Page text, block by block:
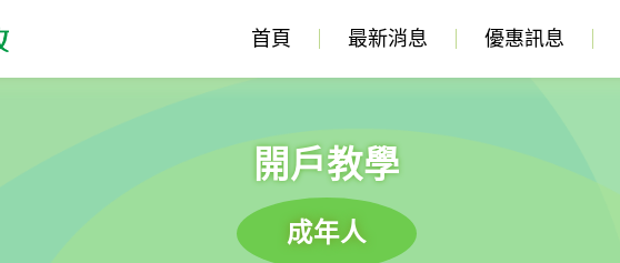
首頁 最新消息 優惠訊息
開戶教學
成年人